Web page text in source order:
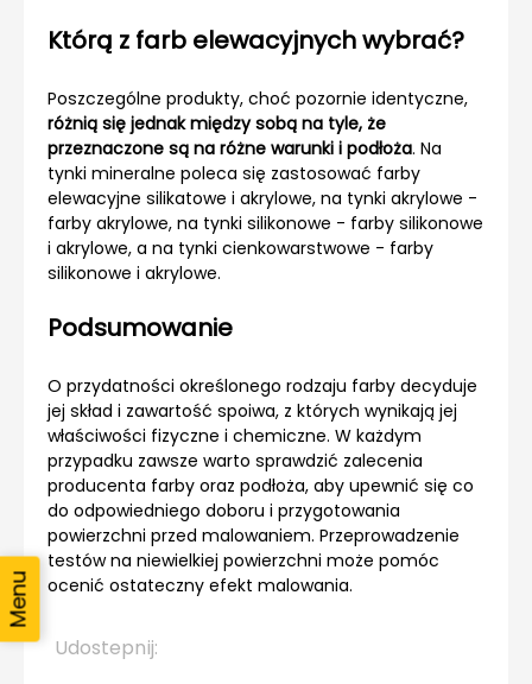
Którą z farb elewacyjnych wybrać?
Poszczególne produkty, choć pozornie identyczne,
różnią się jednak między sobą na tyle, że
przeznaczone są na różne warunki i podłoża. Na
tynki mineralne poleca się zastosować farby
elewacyjne silikatowe i akrylowe, na tynki akrylowe -
farby akrylowe, na tynki silikonowe - farby silikonowe
i akrylowe, a na tynki cienkowarstwowe - farby
silikonowe i akrylowe.
Podsumowanie
O przydatności określonego rodzaju farby decyduje
jej skład i zawartość spoiwa, z których wynikają jej
właściwości fizyczne i chemiczne. W każdym
przypadku zawsze warto sprawdzić zalecenia
producenta farby oraz podłoża, aby upewnić się co
do odpowiedniego doboru i przygotowania
powierzchni przed malowaniem. Przeprowadzenie
testów na niewielkiej powierzchni może pomóc
ocenić ostateczny efekt malowania.
Udostepnij: